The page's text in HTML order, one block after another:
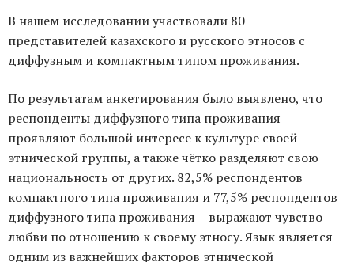
В нашем исследовании участвовали 80
представителей казахского и русского этносов с
диффузным и компактным типом проживания.
По результатам анкетирования было выявлено, что
респонденты диффузного типа проживания
проявляют большой интересе к культуре своей
этнической группы, а также чётко разделяют свою
национальность от других. 82,5% респондентов
компактного типа проживания и 77,5% респондентов
диффузного типа проживания - выражают чувство
любви по отношению к своему этносу. Язык является
одним из важнейших факторов этнической